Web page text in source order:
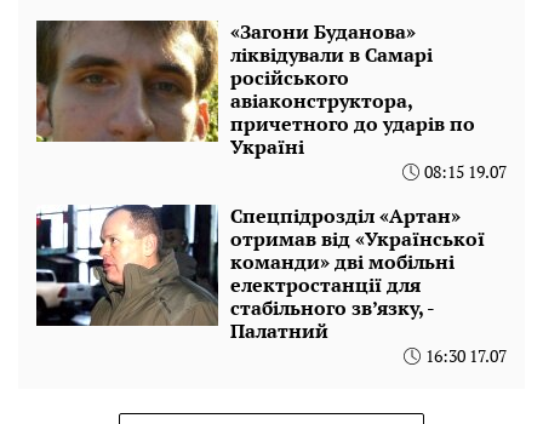
«Загони Буданова»
ліквідували в Самарі
російського
авіаконструктора,
причетного до ударів по
Україні
08:15 19.07
Спецпідрозділ «Артан»
отримав від «Української
команди» дві мобільні
електростанції для
стабільного зв’язку, -
Палатний
16:30 17.07